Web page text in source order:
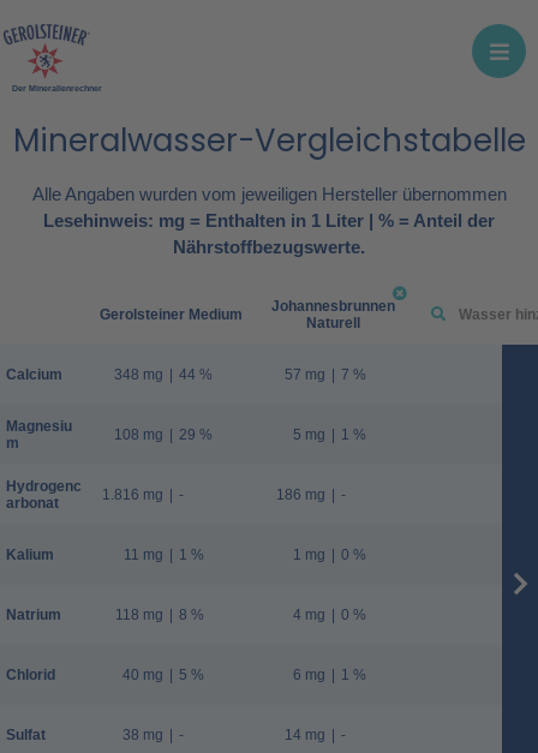
Der Mineralienrechner
Mineralwasser-Vergleichstabelle
Alle Angaben wurden vom jeweiligen Hersteller übernommen
Lesehinweis: mg = Enthalten in 1 Liter | % = Anteil der
Nährstoffbezugswerte.
Calcium
Magnesiu
m
Hydrogenc
arbonat
Kalium
Natrium
Chlorid
Sulfat
Gerolsteiner Medium
348 mg | 44 %
108 mg | 29 %
1.816 mg | -
11 mg | 1 %
118 mg | 8 %
40 mg | 5 %
38 mg | -
Johannesbrunnen
Naturell
57 mg | 7 %
5 mg | 1 %
186 mg | -
1 mg | 0 %
4 mg | 0 %
6 mg | 1 %
14 mg | -